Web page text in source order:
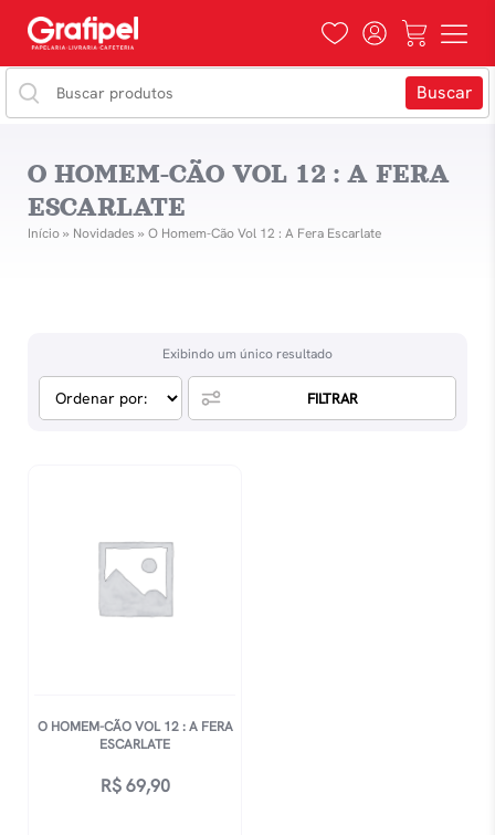
O HOMEM-CÃO VOL 12 : A FERA
ESCARLATE
Início» Novidades » O Homem-Cão Vol 12 : A Fera Escarlate
Exibindo um único resultado
FILTRAR
O HOMEM-CÃO VOL 12 : A FERA
ESCARLATE
R$69,90